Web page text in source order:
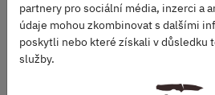
Hip Bag operation camo
partnery pro sociální média, inzerci a
údaje mohou zkombinovat s dalšími
poskytli nebo které získali v důsledku
služby.